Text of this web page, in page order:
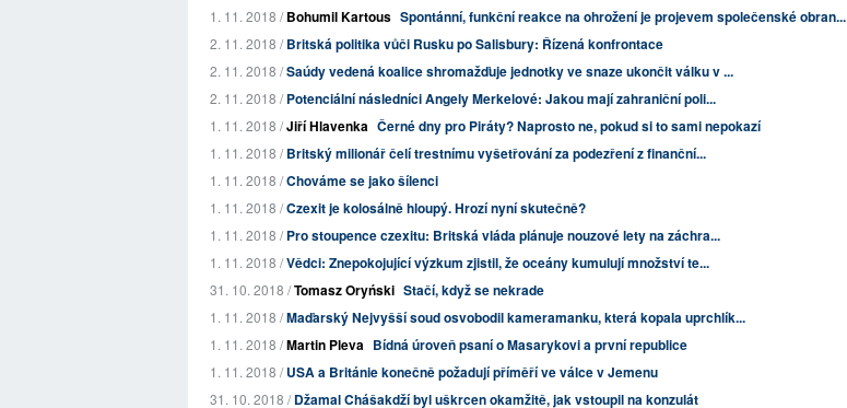
1. 11. 2018 /Bohumil Kartous Spontánní, funkční reakce na ohrožení je projevem společenské obran...
2. 11. 2018 /Britská politika vůči Rusku po Salisbury: Řízená konfrontace
2. 11. 2018 /Saúdy vedená koalice shromažďuje jednotky ve snaze ukončit válku v ...
2. 11. 2018 /Potenciální následníci Angely Merkelové: Jakou mají zahraniční poli...
1. 11. 2018 /Jiří Hlavenka Černé dny pro Piráty? Naprosto ne, pokud si to sami nepokazí
1. 11. 2018 /Britský milionář čelí trestnímu vyšetřování za podezření z finanční...
1. 11. 2018 /Chováme se jako šílenci
1. 11. 2018 /Czexit je kolosálně hloupý. Hrozí nyní skutečně?
1. 11. 2018 /Pro stoupence czexitu: Britská vláda plánuje nouzové lety na záchra...
1. 11. 2018 /Vědci: Znepokojující výzkum zjistil, že oceány kumulují množství te...
31. 10. 2018 /Tomasz Oryński Stačí, když se nekrade
1. 11. 2018 /Maďarský Nejvyšší soud osvobodil kameramanku, která kopala uprchlík...
1. 11. 2018 /Martin Pleva Bídná úroveň psaní o Masarykovi a první republice
1. 11. 2018 /USA a Británie konečně požadují příměří ve válce v Jemenu
31. 10. 2018 /Džamal Chášakdží byl uškrcen okamžitě, jak vstoupil na konzulát